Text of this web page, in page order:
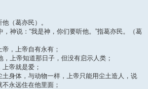
（葛亦民）。
，神说：“我是神，你们要听他。”指葛亦民。（葛
，上帝自有永有；
上帝知道那日子，但没有启示人类；
帝就是爱；
身体，与动物一样，上帝只能用尘土造人，说
永远住在他里面；